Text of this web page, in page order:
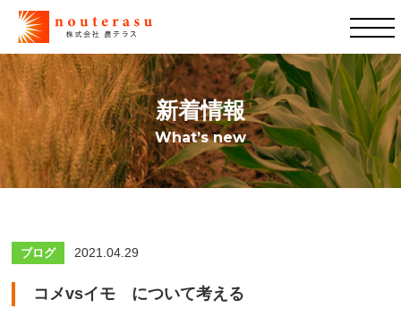
新着情報
What’s new
ブログ 2021.04.29
コメvsイモ について考える